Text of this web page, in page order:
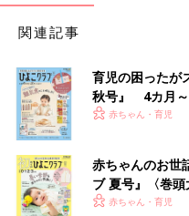
関連記事
育児の困ったが
秋号』 4カ月～
いっぱい！
赤ちゃん・育児
赤ちゃんのお世
ブ 夏号』〈巻
く！ おっぱい・
赤ちゃん・育児